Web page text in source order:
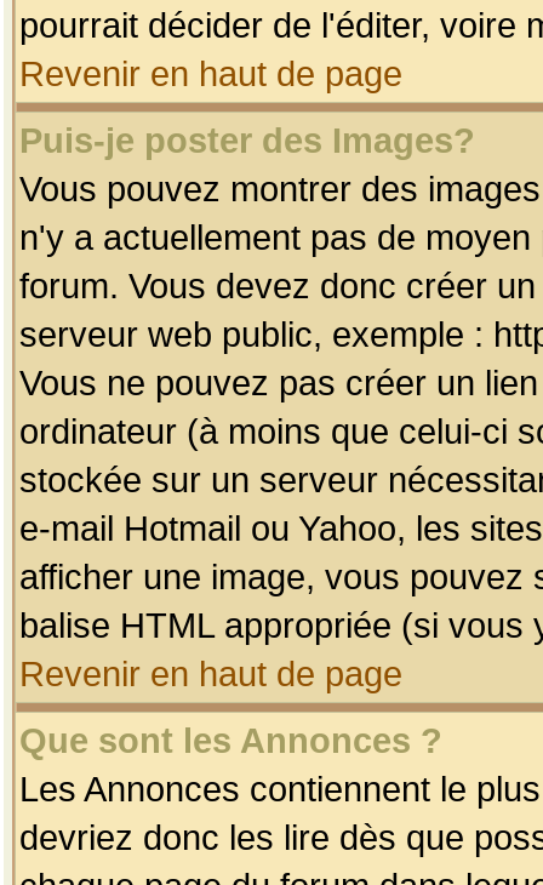
pourrait décider de l'éditer, voire
Revenir en haut de page
Puis-je poster des Images?
Vous pouvez montrer des
n'y a actuellement pas de
forum. Vous devez donc créer
serveur web public, exemple :
Vous ne pouvez pas créer un
ordinateur (à moins que celui-ci
stockée sur un serveur
e-mail Hotmail ou Yahoo, les
afficher une image, vous pouvez
balise HTML appropriée (si vous
Revenir en haut de page
Que sont les Annonces ?
Les Annonces contiennent le
devriez donc les lire dès que